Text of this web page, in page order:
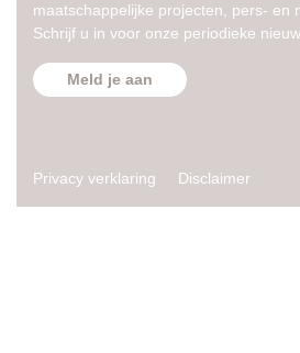
maatschappelijke projecten, pers- en
Schrijf u in voor onze periodieke
Meld je aan
Privacy verklaring Disclaimer